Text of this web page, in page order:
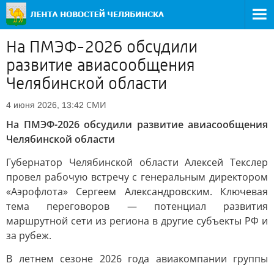
На ПМЭФ-2026 обсудили
развитие авиасообщения
Челябинской области
4 июня 2026, 13:42 СМИ
На ПМЭФ-2026 обсудили развитие авиасообщения
Челябинской области
Губернатор Челябинской области Алексей Текслер
провел рабочую встречу с генеральным директором
«Аэрофлота» Сергеем Александровским. Ключевая
тема переговоров — потенциал развития
маршрутной сети из региона в другие субъекты РФ и
за рубеж.
В летнем сезоне 2026 года авиакомпании группы